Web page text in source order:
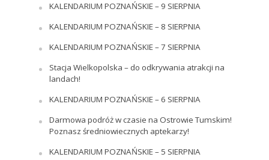
KALENDARIUM POZNAŃSKIE – 9 SIERPNIA
KALENDARIUM POZNAŃSKIE – 8 SIERPNIA
KALENDARIUM POZNAŃSKIE – 7 SIERPNIA
Stacja Wielkopolska – do odkrywania atrakcji na
landach!
KALENDARIUM POZNAŃSKIE – 6 SIERPNIA
Darmowa podróż w czasie na Ostrowie Tumskim!
Poznasz średniowiecznych aptekarzy!
KALENDARIUM POZNAŃSKIE – 5 SIERPNIA